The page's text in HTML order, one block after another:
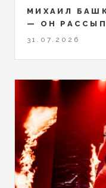
МИХАИЛ
— ОН
31.07.2026